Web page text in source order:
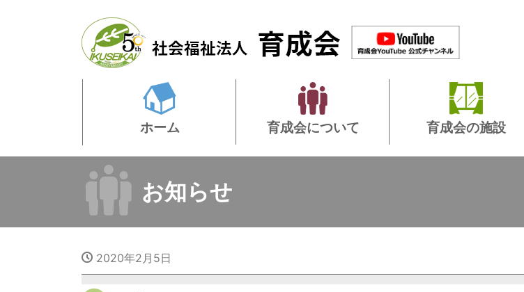
ホーム 育成会について 育成会の施設
お知らせ
2020年2月5日